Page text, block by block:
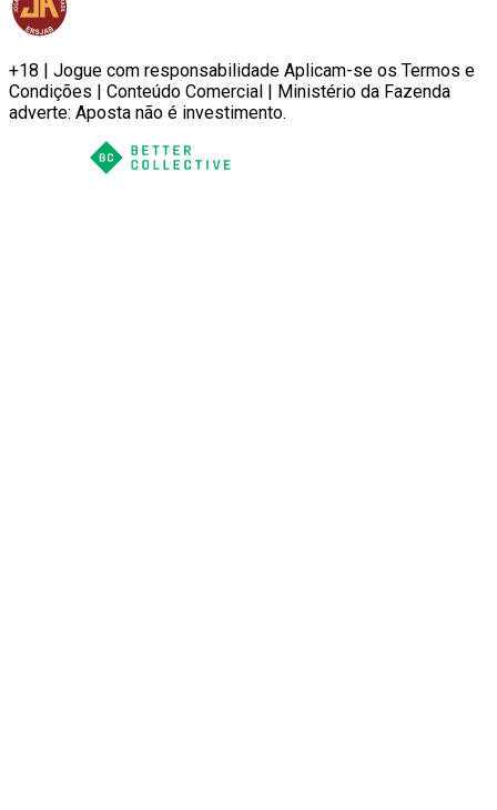
+18 | Jogue com responsabilidade Aplicam-se os Termos e
Condições | Conteúdo Comercial | Ministério da Fazenda
adverte: Aposta não é investimento.